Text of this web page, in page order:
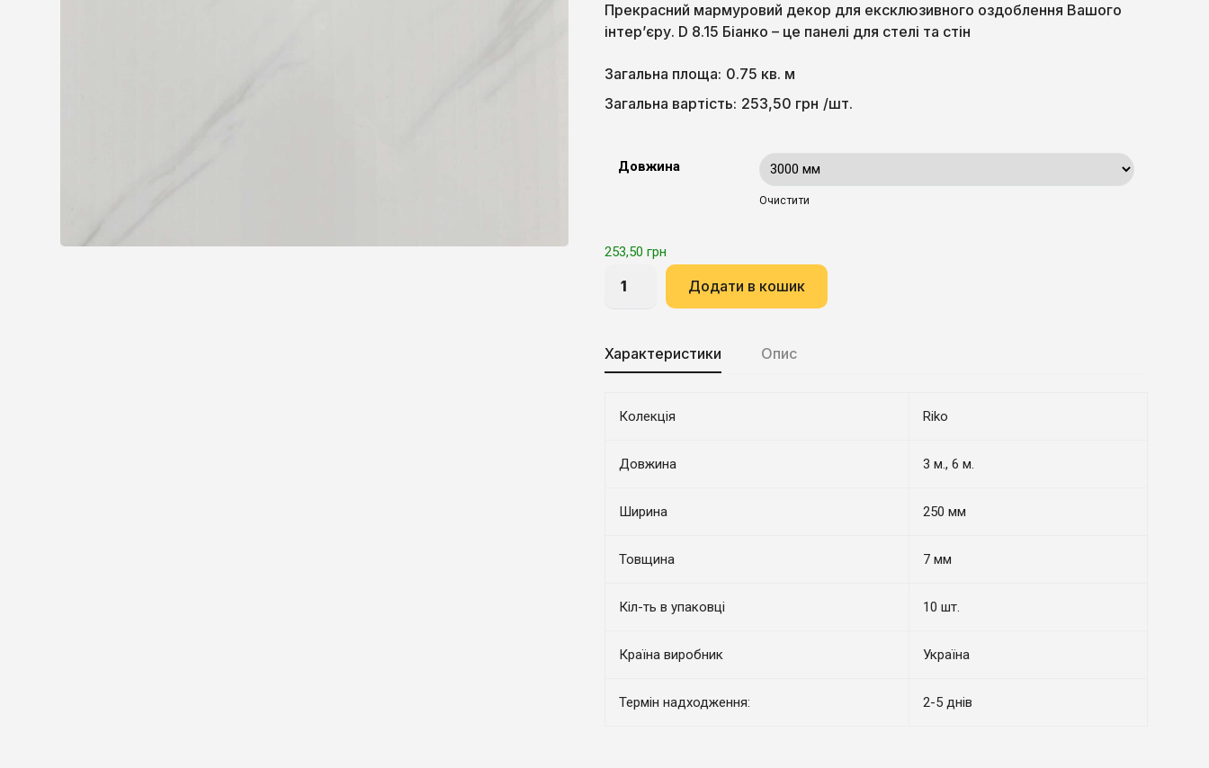
Прекрасний мармуровий декор для ексклюзивного оздоблення Вашого
інтер’єру. D 8.15 Біанко – це панелі для стелі та стін
Загальна площа: 0.75 кв. м
Загальна вартість: 253,50 грн /шт.
Довжина
Очистити
253,50 грн
Додати в кошик
Характеристики Опис
Колекція Riko
Довжина 3 м., 6 м.
Ширина 250 мм
Товщина 7 мм
Кіл-ть в упаковці 10 шт.
Країна виробник Україна
Термін надходження: 2-5 днів